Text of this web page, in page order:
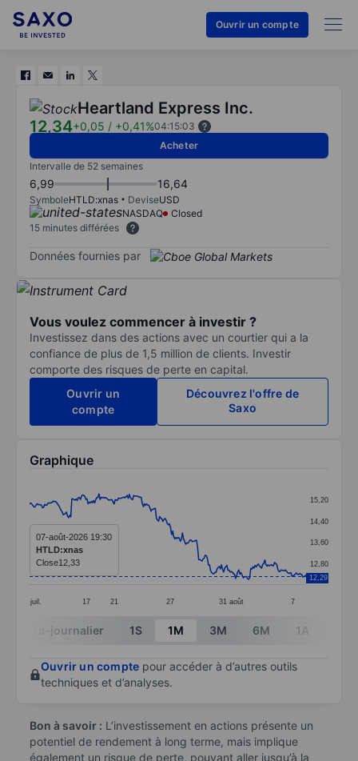
Ouvrir un compte
Heartland Express Inc.
12,34+0,05 / +0,41%04:15:03
Acheter
Intervalle de 52 semaines
6,99 16,64
SymboleHTLD:xnas DeviseUSD
NASDAQ
Closed
15 minutes différées
Données fournies par
Vous voulez commencer à investir ?
Investissez dans des actions avec un courtier qui a la
confiance de plus de 1,5 million de clients. Investir
comporte des risques de perte en capital.
Ouvrir un
compte
Découvrez l'offre de
Saxo
Graphique
Line chart with 256 data points.
The chart has 1 X axis displaying categories.
The chart has 1 Y axis displaying values. Data ranges
juil. 17 21 27 31 août 7
12,80
13,60
14,40
15,20
12,29
07-août-2026 19:30
HTLD:xnas
Close12,33
End of interactive chart.
Intra-journalier 1S 1M 3M 6M 1A
Ouvrir un compte pour accéder à d’autres outils
techniques et d’analyses.
Bon à savoir : L’investissement en actions présente un
potentiel de rendement à long terme, mais implique
également un risque de perte, pouvant aller jusqu’à la